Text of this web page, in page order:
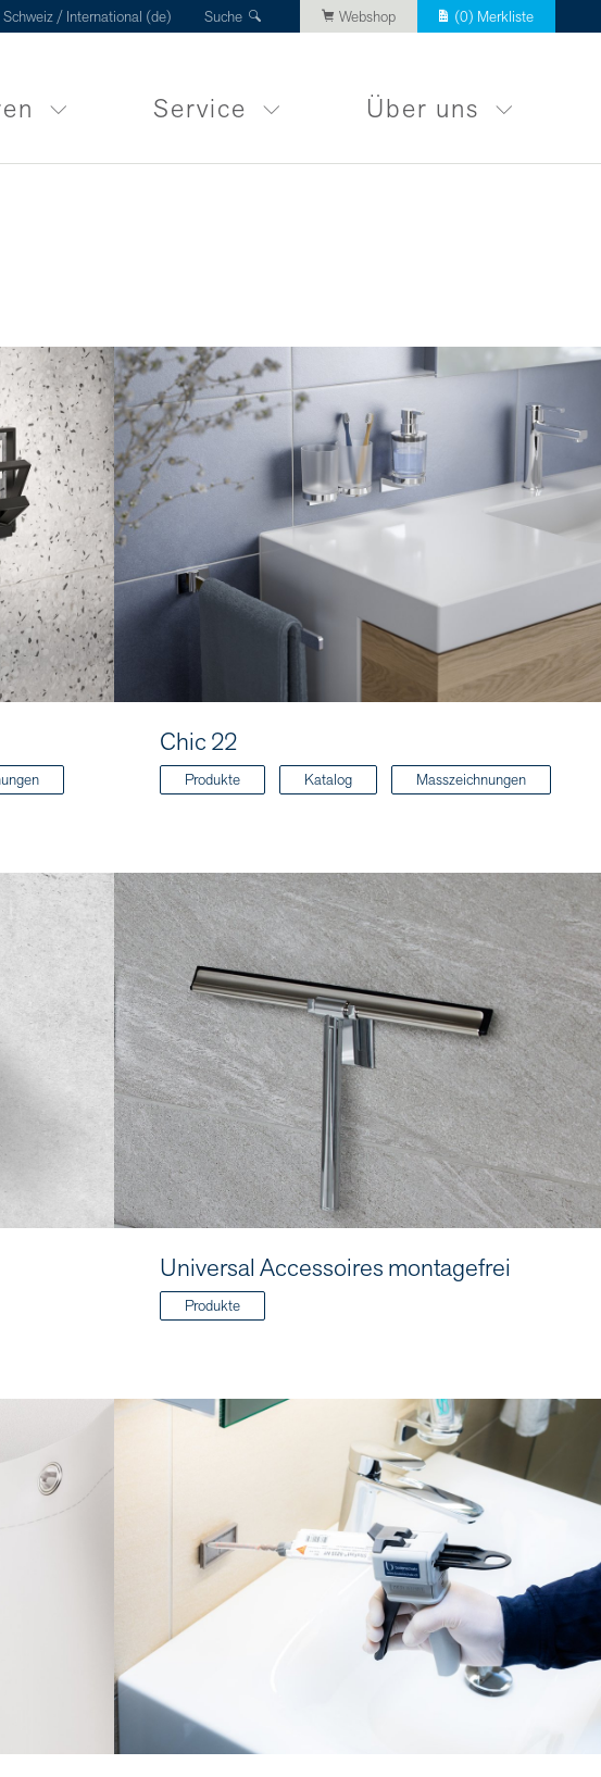
Schweiz / International (de) Suche Webshop (0) Merkliste
Service Über uns
Chic 22
Produkte Katalog Masszeichnungen
Universal Accessoires montagefrei
Produkte